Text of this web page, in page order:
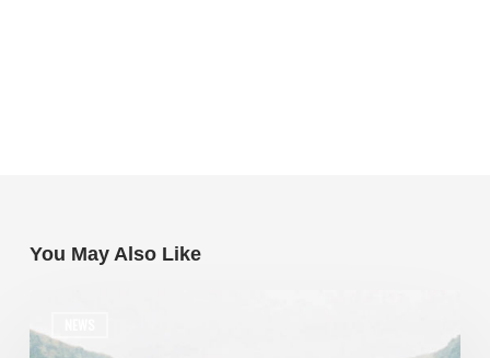
You May Also Like